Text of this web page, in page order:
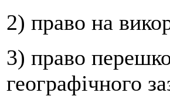
2) право на
3) право
географічного